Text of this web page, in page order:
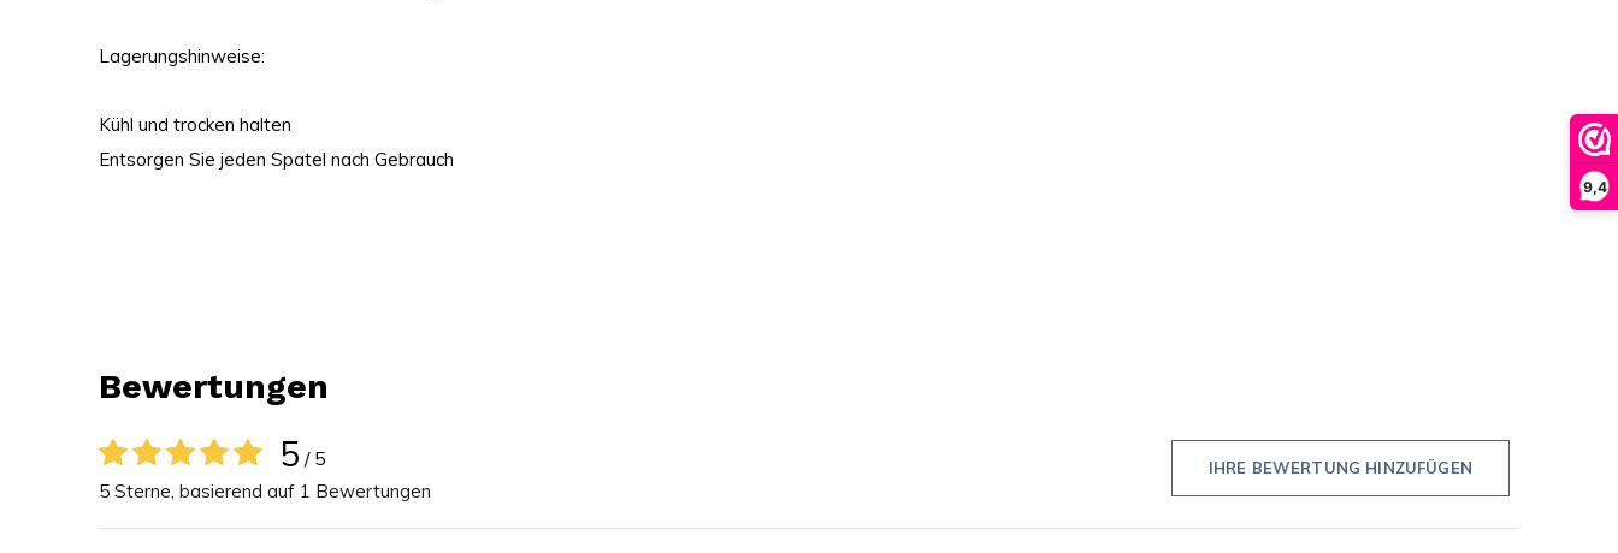
9,4
Lagerungshinweise:
Kühl und trocken halten
Entsorgen Sie jeden Spatel nach Gebrauch
Bewertungen
5 / 5
5 Sterne, basierend auf 1 Bewertungen
IHRE BEWERTUNG HINZUFÜGEN